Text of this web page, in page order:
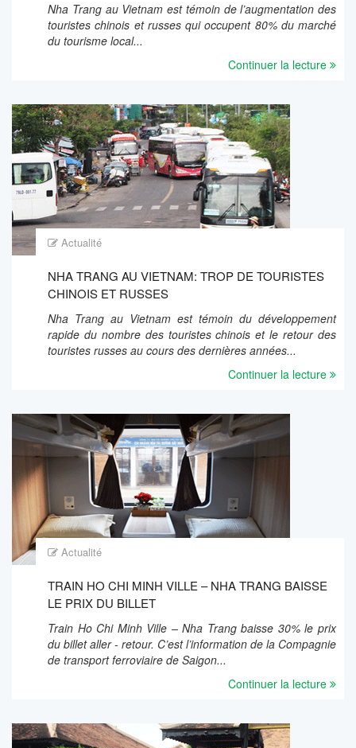
Nha Trang au Vietnam est témoin de l’augmentation des
touristes chinois et russes qui occupent 80% du marché
du tourisme local...
Continuer la lecture
Actualité
NHA TRANG AU VIETNAM: TROP DE TOURISTES
CHINOIS ET RUSSES
Nha Trang au Vietnam est témoin du développement
rapide du nombre des touristes chinois et le retour des
touristes russes au cours des dernières années...
Continuer la lecture
Actualité
TRAIN HO CHI MINH VILLE – NHA TRANG BAISSE
LE PRIX DU BILLET
Train Ho Chi Minh Ville – Nha Trang baisse 30% le prix
du billet aller - retour. C’est l’information de la Compagnie
de transport ferroviaire de Saigon...
Continuer la lecture